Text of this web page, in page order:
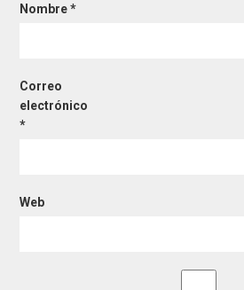
Nombre*
Correo
electrónico
*
Web